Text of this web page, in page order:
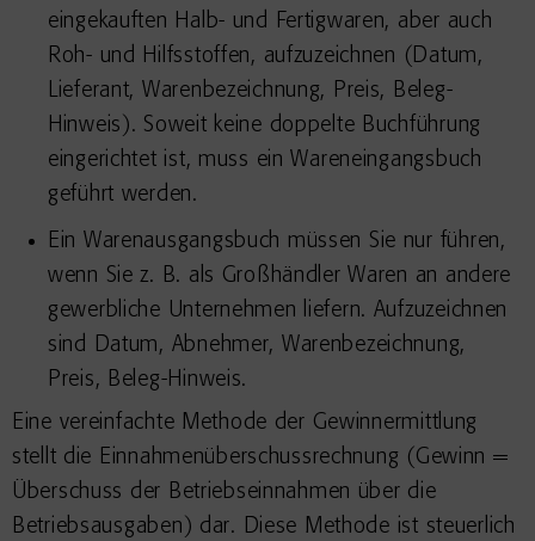
eingekauften Halb- und Fertigwaren, aber auch
Roh- und Hilfsstoffen, aufzuzeichnen (Datum,
Lieferant, Warenbezeichnung, Preis, Beleg-
Hinweis). Soweit keine doppelte Buchführung
eingerichtet ist, muss ein Wareneingangsbuch
geführt werden.
Ein Warenausgangsbuch müssen Sie nur führen,
wenn Sie z. B. als Großhändler Waren an andere
gewerbliche Unternehmen liefern. Aufzuzeichnen
sind Datum, Abnehmer, Warenbezeichnung,
Preis, Beleg-Hinweis.
Eine vereinfachte Methode der Gewinnermittlung
stellt die Einnahmenüberschussrechnung (Gewinn =
Überschuss der Betriebseinnahmen über die
Betriebsausgaben) dar. Diese Methode ist steuerlich